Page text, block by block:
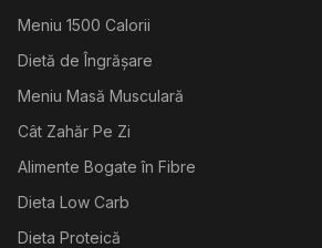
Meniu 1500 Calorii
Dietă de Îngrășare
Meniu Masă Musculară
Cât Zahăr Pe Zi
Alimente Bogate în Fibre
Dieta Low Carb
Dieta Proteică